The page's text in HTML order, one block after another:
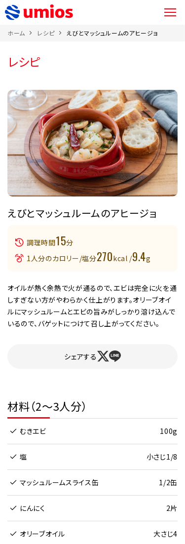
ホーム レシピ えびとマッシュルームのアヒージョ
レシピ
えびとマッシュルームのアヒージョ
調理時間15分
1人分のカロリー/塩分270kcal /9.4g
オイルが熱く余熱で火が通るので、エビは完全に火を通
しすぎない方がやわらかく仕上がります。オリーブオイ
ルにマッシュルームとエビの旨みがしっかり溶け込んで
いるので、バゲットにつけて召し上がってください。
シェアする
材料（2～3人分）
むきエビ 100g
塩 小さじ1/8
マッシュルームスライス缶 1/2缶
にんにく 2片
オリーブオイル 大さじ4